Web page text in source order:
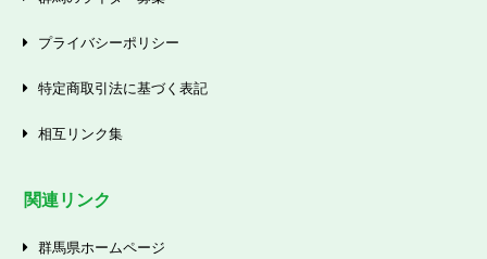
プライバシーポリシー
特定商取引法に基づく表記
相互リンク集
関連リンク
群馬県ホームページ